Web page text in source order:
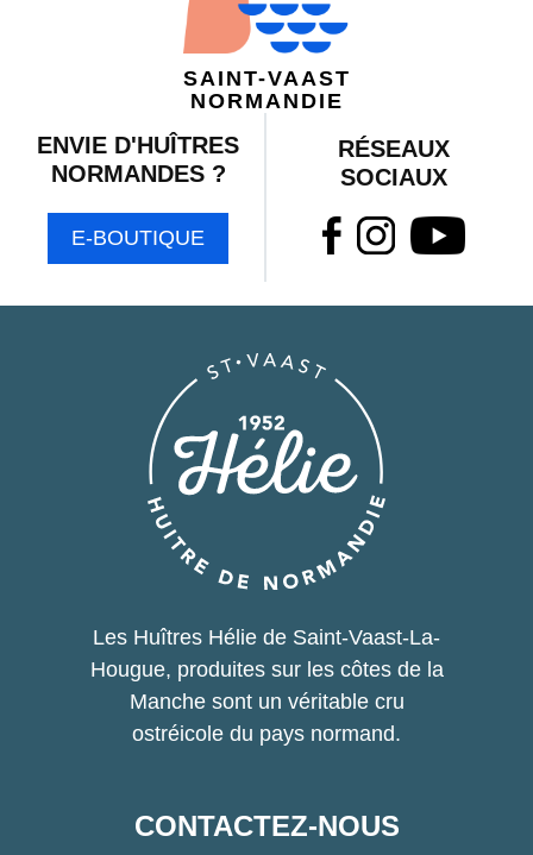
SAINT-VAAST
NORMANDIE
ENVIE D'HUÎTRES
NORMANDES ?
E-BOUTIQUE
RÉSEAUX
SOCIAUX
Les Huîtres Hélie de Saint-Vaast-La-
Hougue, produites sur les côtes de la
Manche sont un véritable cru
ostréicole du pays normand.
CONTACTEZ-NOUS